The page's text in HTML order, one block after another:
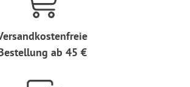
ab 45 €